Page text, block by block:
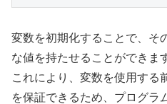
変数を初期化することで、そ
な値を持たせることができま
これにより、変数を使用する
を保証できるため、プログラ